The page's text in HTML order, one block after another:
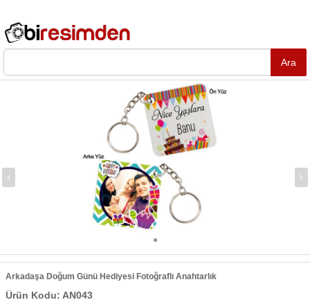
Arkadaşa Doğum Günü Hediyesi Fotoğraflı Anahtarlık
Ürün Kodu: AN043